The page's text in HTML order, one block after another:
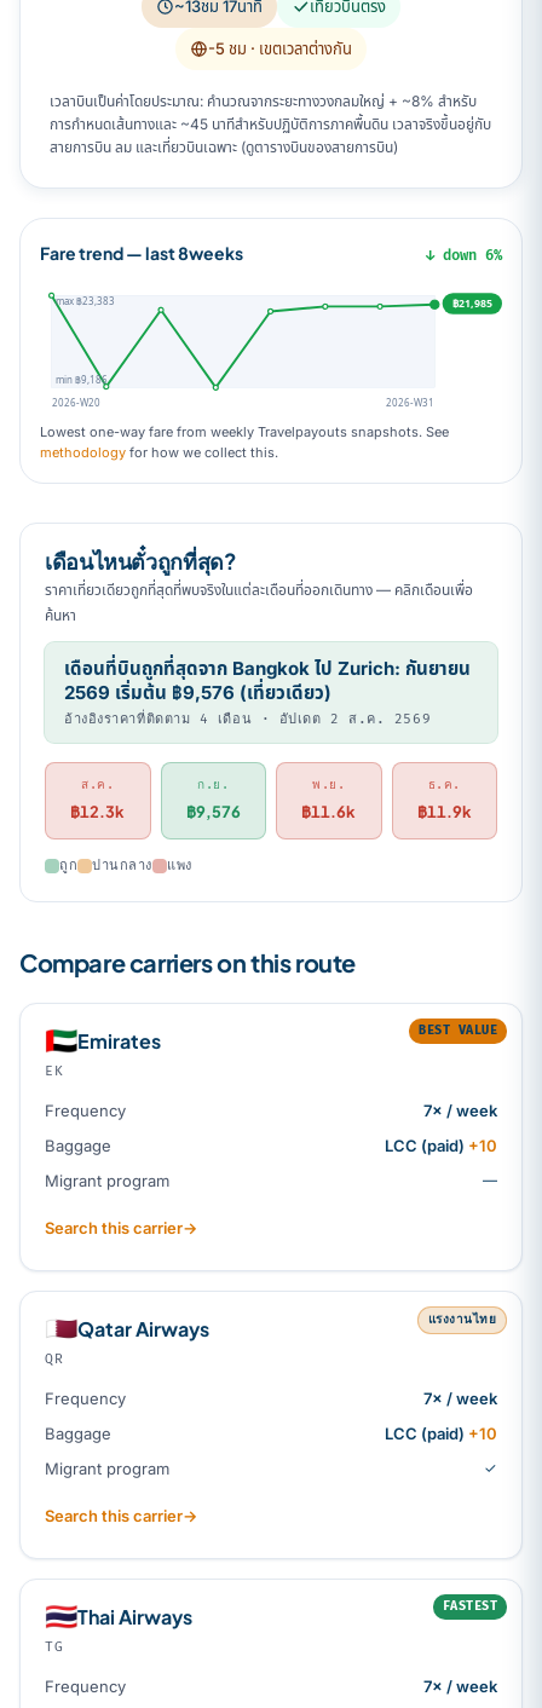
~13ชม 17นาที เที่ยวบินตรง
-5 ชม · เขตเวลาต่างกัน
เวลาบินเป็นค่าโดยประมาณ: คำนวณจากระยะทางวงกลมใหญ่ + ~8% สำหรับ
การกำหนดเส้นทางและ ~45 นาทีสำหรับปฏิบัติการภาคพื้นดิน เวลาจริงขึ้นอยู่กับ
สายการบิน ลม และเที่ยวบินเฉพาะ (ดูตารางบินของสายการบิน)
Fare trend — last 8weeks ↓ down 6%
฿21,985
max ฿23,383
min ฿9,186
2026-W20
2026-W31
Lowest one-way fare from weekly Travelpayouts snapshots. See
methodology for how we collect this.
เดือนไหนตั๋วถูกที่สุด?
ราคาเที่ยวเดียวถูกที่สุดที่พบจริงในแต่ละเดือนที่ออกเดินทาง — คลิกเดือนเพื่อ
ค้นหา
เดือนที่บินถูกที่สุดจาก Bangkok ไป Zurich: กันยายน
2569 เริ่มต้น ฿9,576 (เที่ยวเดียว)
อ้างอิงราคาที่ติดตาม 4 เดือน · อัปเดต 2 ส.ค. 2569
ส.ค.
฿12.3k
ก.ย.
฿9,576
พ.ย.
฿11.6k
ธ.ค.
฿11.9k
ถูก ปานกลาง แพง
Compare carriers on this route
BEST VALUE
🇦🇪Emirates
EK
Frequency
7× / week
Baggage
LCC (paid) +10
Migrant program
—
Search this carrier→
แรงงานไทย
🇶🇦Qatar Airways
QR
Frequency
7× / week
Baggage
LCC (paid) +10
Migrant program
✓
Search this carrier→
FASTEST
🇹🇭Thai Airways
TG
Frequency
7× / week